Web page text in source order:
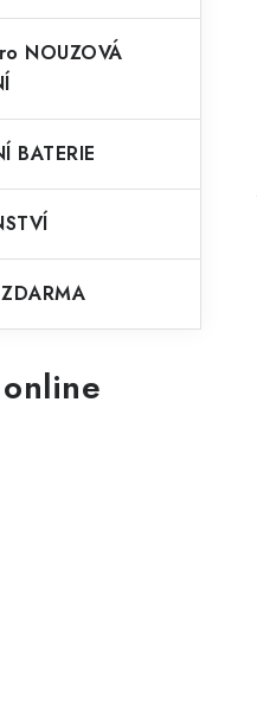
NOUZOVÁ
BATERIE